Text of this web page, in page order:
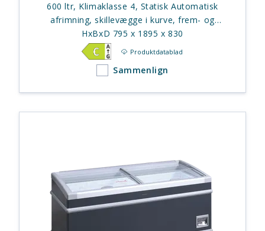
600 ltr, Klimaklasse 4, Statisk Automatisk
afrimning, skillevægge i kurve, frem- og
tilbageskydningslåg
HxBxD 795 x 1895 x 830
Produktdatablad
Sammenlign